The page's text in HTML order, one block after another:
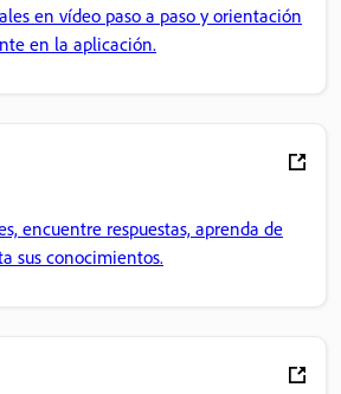
en vídeo paso a paso y orientación
en la aplicación.
encuentre respuestas, aprenda de
sus conocimientos.